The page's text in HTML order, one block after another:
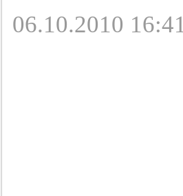
06.10.2010 16:41